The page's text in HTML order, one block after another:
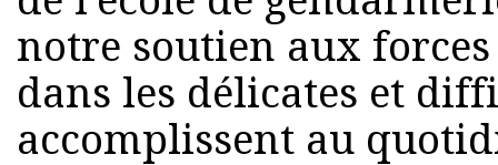
notre soutien aux
dans les délicates et
accomplissent au